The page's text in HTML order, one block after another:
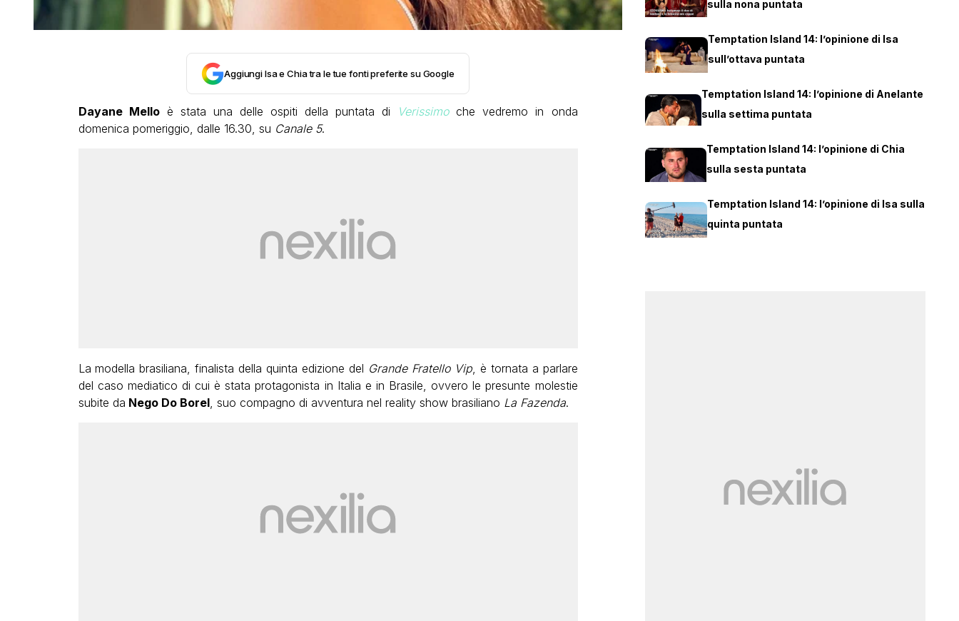
Aggiungi Isa e Chia tra le tue fonti preferite su Google
Dayane Melloè stata una delle ospiti della puntata di Verissimoche vedremo in onda
domenica pomeriggio, dalle 16.30, su Canale 5.
La modella brasiliana, finalista della quinta edizione del Grande Fratello Vip, è tornata a parlare
del caso mediatico di cui è stata protagonista in Italia e in Brasile, ovvero le presunte molestie
subite da Nego Do Borel, suo compagno di avventura nel reality show brasiliano La Fazenda.
sulla nona puntata
Temptation Island 14: l’opinione di Isa
sull’ottava puntata
Temptation Island 14: l’opinione di Anelante
sulla settima puntata
Temptation Island 14: l’opinione di Chia
sulla sesta puntata
Temptation Island 14: l’opinione di Isa sulla
quinta puntata